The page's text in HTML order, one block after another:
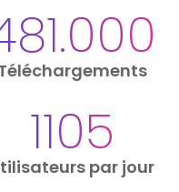
1365
par jour